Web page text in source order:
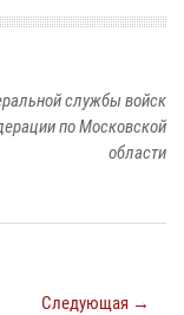
службы войск
по Московской
области
Следующая →